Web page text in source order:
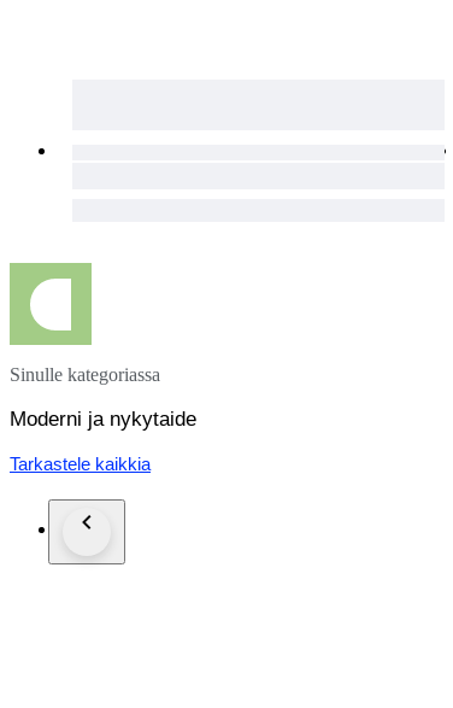
Sinulle kategoriassa
Moderni ja nykytaide
Tarkastele kaikkia